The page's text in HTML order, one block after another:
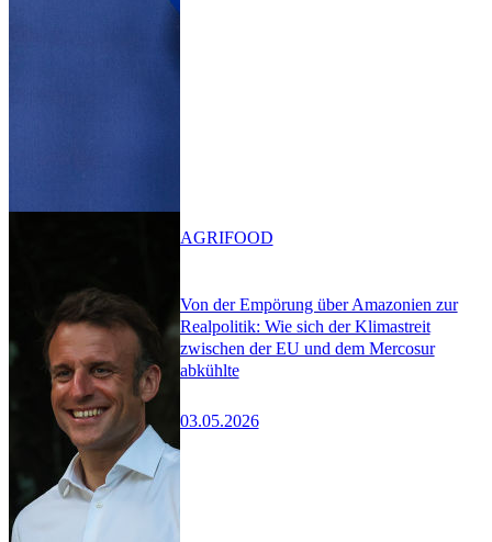
Von der Empörung über Amazonien zur
Realpolitik: Wie sich der Klimastreit
zwischen der EU und dem Mercosur
abkühlte
03.05.2026
AGRIFOOD